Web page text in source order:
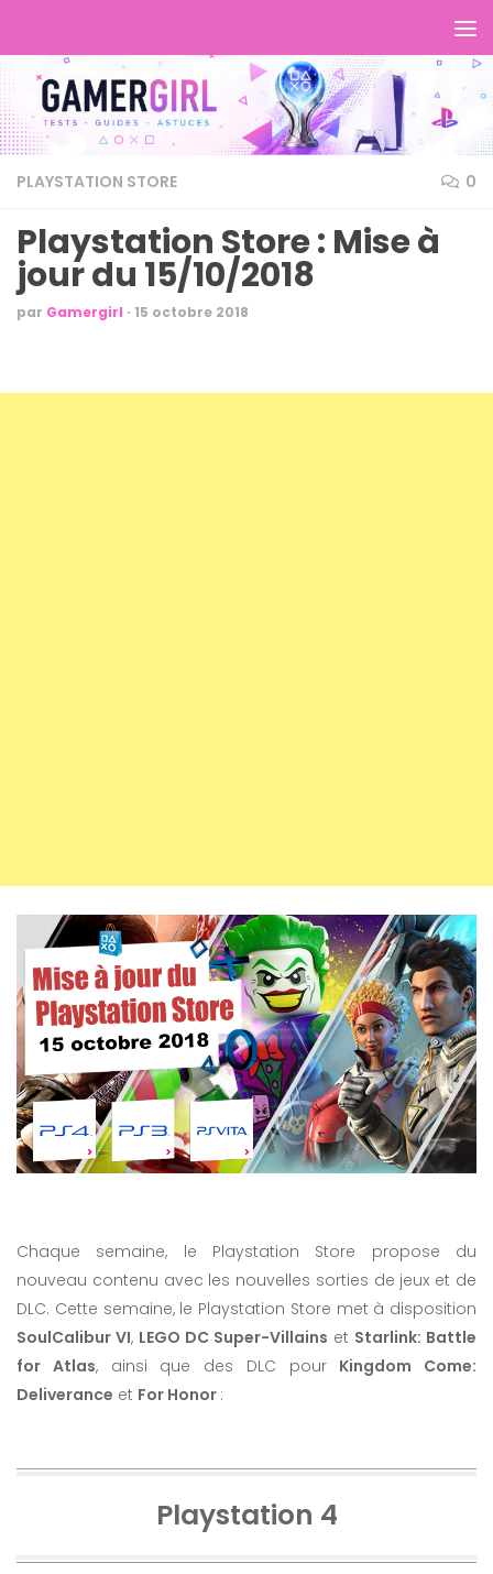
PLAYSTATION STORE 0
Playstation Store : Mise à
jour du 15/10/2018
par Gamergirl · 15 octobre 2018
Chaque semaine, le Playstation Store propose du
nouveau contenu avec les nouvelles sorties de jeux et de
DLC. Cette semaine, le Playstation Store met à disposition
SoulCalibur VI, LEGO DC Super-Villains et Starlink: Battle
for Atlas, ainsi que des DLC pour Kingdom Come:
Deliverance et For Honor :
Playstation 4